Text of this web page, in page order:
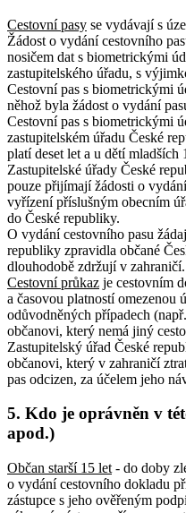
Cestovní pasy se vydávají s
Žádost o vydání cestovního
nosičem dat s biometrickými
zastupitelského úřadu, s
Cestovní pas s biometrickými
něhož byla žádost o vydání
Cestovní pas s biometrickými
zastupitelském úřadu České
platí deset let a u dětí mladších
Zastupitelské úřady České
pouze přijímají žádosti o
vyřízení příslušným obecním
do České republiky.
O vydání cestovního pasu
republiky zpravidla občané
dlouhodobě zdržují v zahraničí.
Cestovní průkaz je cestovním
a časovou platností omezenou
odůvodněných případech
občanovi, který nemá jiný
Zastupitelský úřad České
občanovi, který v zahraničí
pas odcizen, za účelem jeho
5. Kdo je oprávněn v
apod.)
Občan starší 15 let - do doby
o vydání cestovního dokladu
zástupce s jeho ověřeným